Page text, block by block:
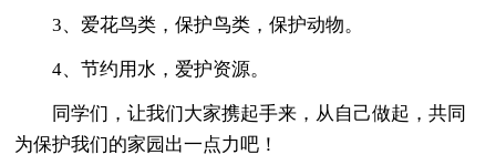
3、爱花鸟类，保护鸟类，保护动物。
4、节约用水，爱护资源。
同学们，让我们大家携起手来，从自己做起，共同
为保护我们的家园出一点力吧！